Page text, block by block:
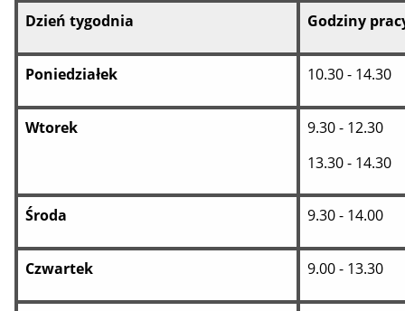
Dzień tygodnia Godziny
Poniedziałek 10.30 - 14.30
Wtorek
9.30 - 12.30
13.30 - 14.30
Środa 9.30 - 14.00
Czwartek 9.00 - 13.30